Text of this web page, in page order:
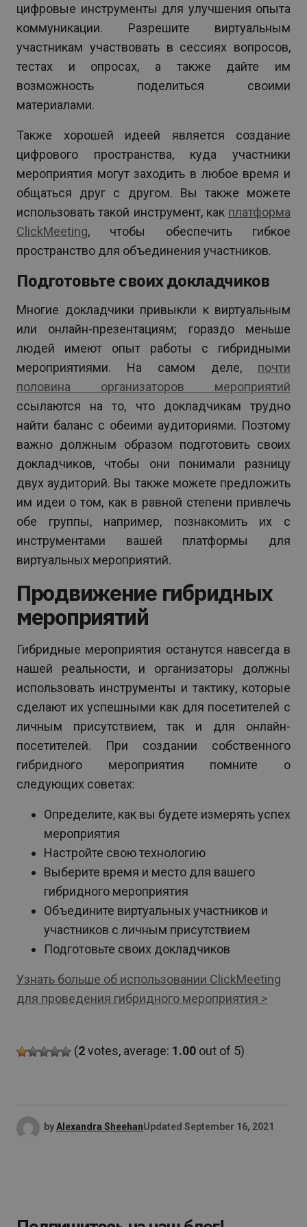
цифровые инструменты для улучшения опыта
коммуникации. Разрешите виртуальным
участникам участвовать в сессиях вопросов,
тестах и опросах, а также дайте им
возможность поделиться своими
материалами.
Также хорошей идеей является создание
цифрового пространства, куда участники
мероприятия могут заходить в любое время и
общаться друг с другом. Вы также можете
использовать такой инструмент, как платформа
ClickMeeting, чтобы обеспечить гибкое
пространство для объединения участников.
Подготовьте своих докладчиков
Многие докладчики привыкли к виртуальным
или онлайн-презентациям; гораздо меньше
людей имеют опыт работы с гибридными
мероприятиями. На самом деле, почти
половина организаторов мероприятий
ссылаются на то, что докладчикам трудно
найти баланс с обеими аудиториями. Поэтому
важно должным образом подготовить своих
докладчиков, чтобы они понимали разницу
двух аудиторий. Вы также можете предложить
им идеи о том, как в равной степени привлечь
обе группы, например, познакомить их с
инструментами вашей платформы для
виртуальных мероприятий.
Продвижение гибридных
мероприятий
Гибридные мероприятия останутся навсегда в
нашей реальности, и организаторы должны
использовать инструменты и тактику, которые
сделают их успешными как для посетителей с
личным присутствием, так и для онлайн-
посетителей. При создании собственного
гибридного мероприятия помните о
следующих советах:
Определите, как вы будете измерять успех
мероприятия
Настройте свою технологию
Выберите время и место для вашего
гибридного мероприятия
Объедините виртуальных участников и
участников с личным присутствием
Подготовьте своих докладчиков
Узнать больше об использовании ClickMeeting
для проведения гибридного мероприятия >
(2votes, average: 1.00 out of 5)
byAlexandra SheehanUpdated September 16, 2021